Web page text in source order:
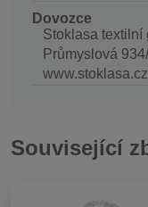
Dovozce
Stoklasa textilní
Průmyslová
Související